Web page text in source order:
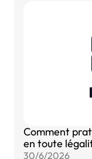
Comment
en toute
30/6/2026